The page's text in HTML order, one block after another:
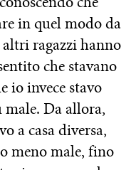
in quel modo da
ragazzi hanno
che stavano
io invece stavo
Da allora,
a casa diversa,
meno male, fino